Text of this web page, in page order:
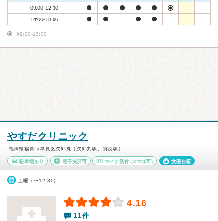
09:00-12:30
14:00-18:00
09:00-13:00
やすだクリニック
福岡県福岡市早良区次郎丸（次郎丸駅、賀茂駅）
駐車場あり 電子決済可 マイナ受付 (スマホ可) 女医在籍
土曜（〜12:30）
4.16
11件